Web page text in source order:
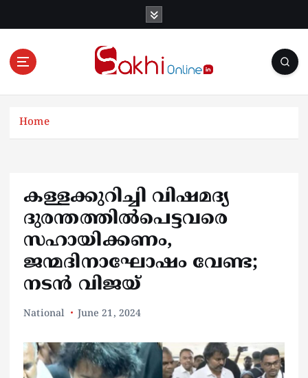
Online News Portal
Home
കള്ളക്കുറിച്ചി വിഷമദ്യ
ദുരന്തത്തിൽപെട്ടവരെ
സഹായിക്കണം,
ജന്മദിനാഘോഷം വേണ്ട;
നടൻ വിജയ്
National June 21, 2024